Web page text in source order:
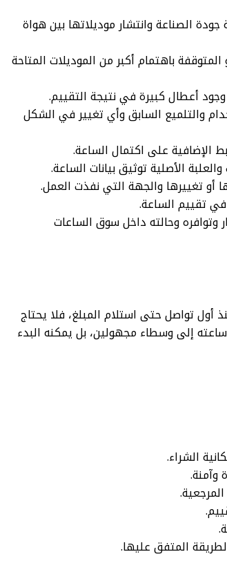
الصناعة وانتشار موديلاتها بين هواة
باهتمام أكبر من الموديلات المتاحة
أعطال كبيرة في نتيجة التقييم.
والتلميع السابق وأي تغيير في الشكل
الإضافية على اكتمال الساعة.
الأصلية توثيق بيانات الساعة.
أو تغييرها والجهة التي نفذت العمل.
تقييم الساعة.
وحالته داخل سوق الساعات
أول تواصل حتى استلام المبلغ، فلا يحتاج
إلى وسطاء مجهولين، بل يمكنه البدء
الشراء.
المتفق عليها.